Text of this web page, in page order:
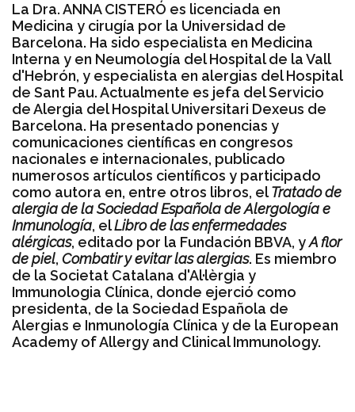
La Dra. ANNA CISTERÓ es licenciada en
Medicina y cirugía por la Universidad de
Barcelona. Ha sido especialista en Medicina
Interna y en Neumología del Hospital de la Vall
d'Hebrón, y especialista en alergias del Hospital
de Sant Pau. Actualmente es jefa del Servicio
de Alergia del Hospital Universitari Dexeus de
Barcelona. Ha presentado ponencias y
comunicaciones científicas en congresos
nacionales e internacionales, publicado
numerosos artículos científicos y participado
como autora en, entre otros libros, elTratado de
alergia de la Sociedad Española de Alergología e
Inmunología, elLibro de las enfermedades
alérgicas, editado por la Fundación BBVA, yA flor
de piel, Combatir y evitar las alergias. Es miembro
de la Societat Catalana d'Al·lèrgia y
Immunologia Clínica, donde ejerció como
presidenta, de la Sociedad Española de
Alergias e Inmunología Clínica y de la European
Academy of Allergy and Clinical Immunology.